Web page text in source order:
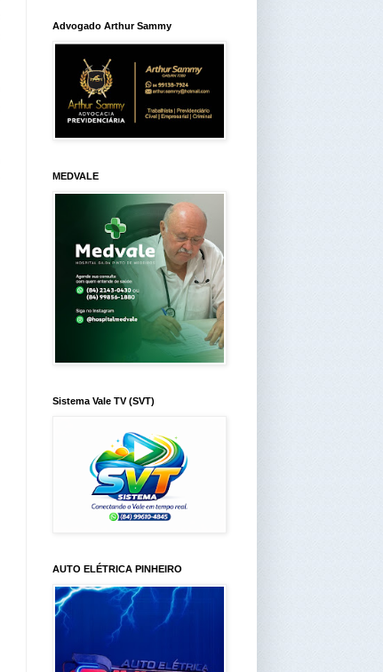
Advogado Arthur Sammy
MEDVALE
Sistema Vale TV (SVT)
AUTO ELÉTRICA PINHEIRO